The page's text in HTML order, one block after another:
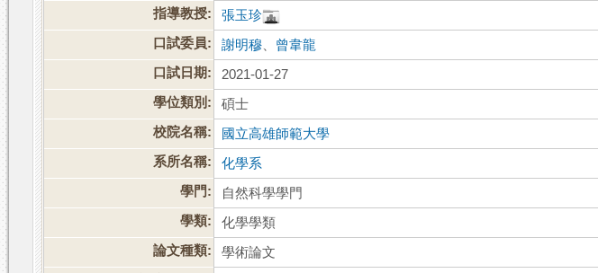
指導教授:
張玉珍
口試委員:
謝明穆
曾韋龍
口試日期:
2021-01-27
學位類別:
碩士
校院名稱:
國立高雄師範大學
系所名稱:
化學系
學門:
自然科學學門
學類:
化學學類
論文種類:
學術論文